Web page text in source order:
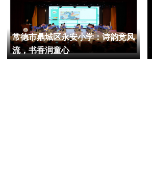
常德市鼎城区永安小学：诗韵竞风
流，书香润童心